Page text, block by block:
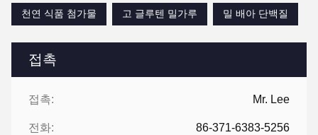
접촉
접촉: Mr. Lee
전화: 86-371-6383-5256
천연 식품 첨가물
고 글루텐 밀가루 밀 배아 단백질